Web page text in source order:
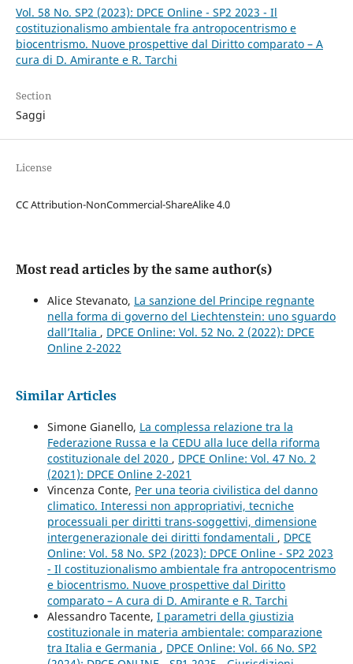
Vol. 58 No. SP2 (2023): DPCE Online - SP2 2023 - Il
costituzionalismo ambientale fra antropocentrismo e
biocentrismo. Nuove prospettive dal Diritto comparato – A
cura di D. Amirante e R. Tarchi
Section
Saggi
License
CC Attribution-NonCommercial-ShareAlike 4.0
Most read articles by the same author(s)
Alice Stevanato, La sanzione del Principe regnante
nella forma di governo del Liechtenstein: uno sguardo
dall’Italia , DPCE Online: Vol. 52 No. 2 (2022): DPCE
Online 2-2022
Similar Articles
Simone Gianello, La complessa relazione tra la
Federazione Russa e la CEDU alla luce della riforma
costituzionale del 2020 , DPCE Online: Vol. 47 No. 2
(2021): DPCE Online 2-2021
Vincenza Conte, Per una teoria civilistica del danno
climatico. Interessi non appropriativi, tecniche
processuali per diritti trans-soggettivi, dimensione
intergenerazionale dei diritti fondamentali , DPCE
Online: Vol. 58 No. SP2 (2023): DPCE Online - SP2 2023
- Il costituzionalismo ambientale fra antropocentrismo
e biocentrismo. Nuove prospettive dal Diritto
comparato – A cura di D. Amirante e R. Tarchi
Alessandro Tacente, I parametri della giustizia
costituzionale in materia ambientale: comparazione
tra Italia e Germania , DPCE Online: Vol. 66 No. SP2